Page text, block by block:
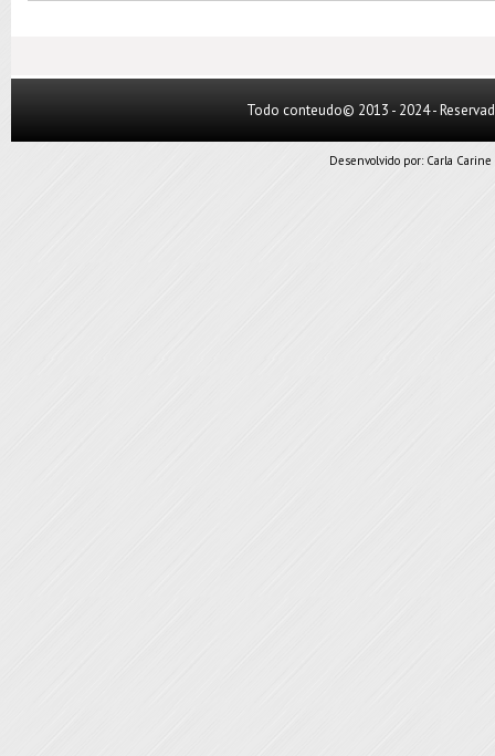
Todo conteudo© 2013 - 2024 -
Desenvolvido por: Carla Carine